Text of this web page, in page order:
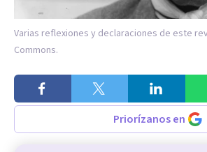
Varias reflexiones y declaraciones de este
Commons.
Priorízanos en